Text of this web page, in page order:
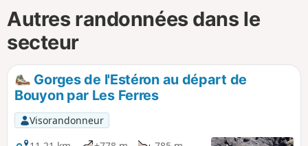
Autres randonnées dans le
secteur
Gorges de l'Estéron au départ de
Bouyon par Les Ferres
Visorandonneur